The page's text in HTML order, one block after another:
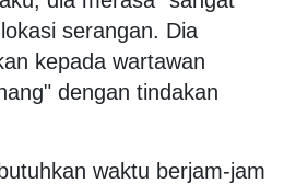
serangan. Dia
kepada wartawan
dengan tindakan
waktu berjam-jam